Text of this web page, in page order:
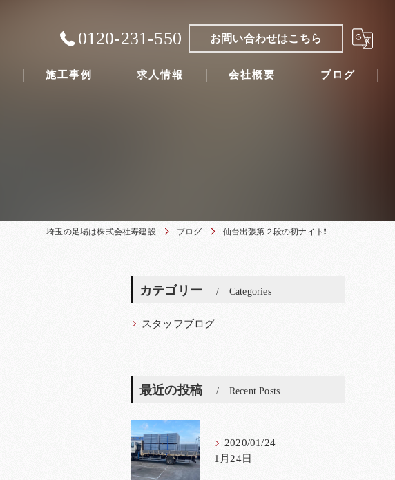
0120-231-550 お問い合わせはこちら
施工事例 求人情報 会社概要 ブログ
埼玉の足場は株式会社寿建設 ブログ 仙台出張第２段の初ナイト❗
カテゴリー Categories
スタッフブログ
最近の投稿 Recent Posts
2020/01/24
1月24日